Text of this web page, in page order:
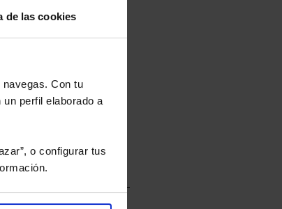
de las cookies
Con tu
perfil elaborado a
o configurar tus
un estudio gratuito